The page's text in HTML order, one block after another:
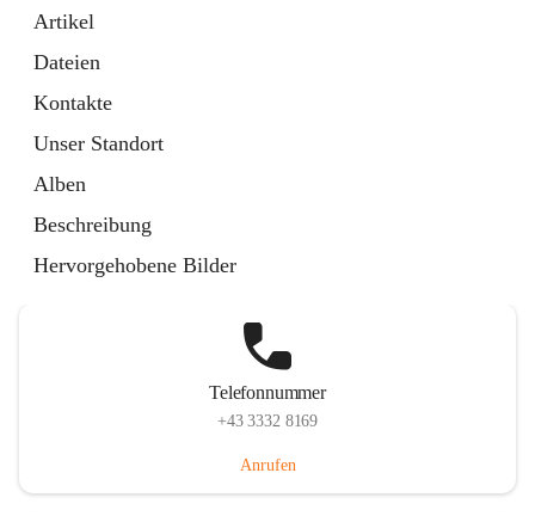
Artikel
Dateien
Kontakte
Unser Standort
Alben
Beschreibung
Hervorgehobene Bilder
Telefonnummer
+43 3332 8169
Anrufen